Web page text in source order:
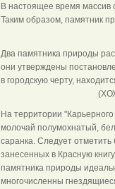
В настоящее время массив
Таким образом, памятник
Два памятника природы
они утверждены
в городскую черту,
(ХОХЛАТКА
На территории
молочай полумохнатый,
саранка. Следует
занесенных в Красную
памятника природы
многочисленны